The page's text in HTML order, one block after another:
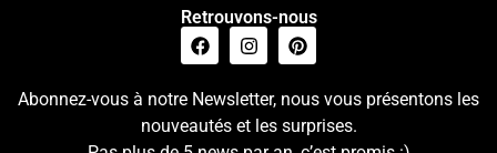
Retrouvons-nous
Abonnez-vous à notre Newsletter, nous vous présentons les
nouveautés et les surprises.